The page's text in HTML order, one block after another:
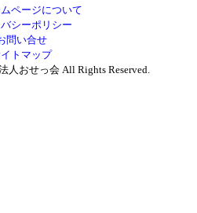
ページについて
シーポリシー
問い合せ
トマップ
人おせっ会 All Rights Reserved.